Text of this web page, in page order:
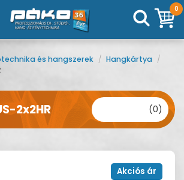
0
és hangszerek / Hangkártya /
2x2HR (0)
Akciós ár